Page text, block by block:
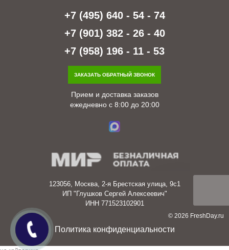
+7 (495) 640 - 54 - 74
+7 (901) 382 - 26 - 40
+7 (958) 196 - 11 - 53
ЗАКАЗАТЬ ОБРАТНЫЙ ЗВОНОК
Прием и доставка заказов
ежедневно с 8:00 до 20:00
123056, Москва, 2-я Брестская улица, 9с1
ИП "Глушков Сергей Алексеевич"
ИНН 771523102901
© 2026 FreshDay.ru
Политика конфиденциальности
заявка